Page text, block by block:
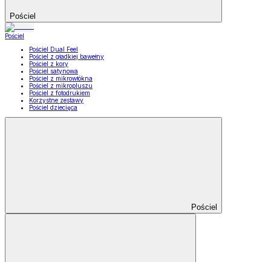
Pościel
Pościel
Pościel Dual Feel
Pościel z gładkiej bawełny
Pościel z kory
Pościel satynowa
Pościel z mikrowłókna
Pościel z mikropluszu
Pościel z fotodrukiem
Korzystne zestawy
Pościel dziecięca
Pościel